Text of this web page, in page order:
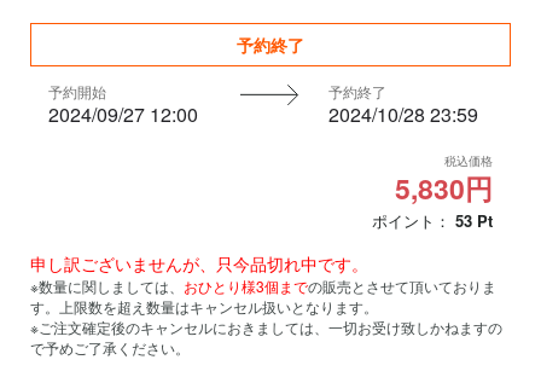
予約終了
予約開始
2024/09/27 12:00
予約終了
2024/10/28 23:59
税込価格
5,830円
ポイント： 53 Pt
申し訳ございませんが、只今品切れ中です。
※数量に関しましては、 おひとり様3個までの販売とさせて頂いておりま
す。上限数を超え数量はキャンセル扱いとなります。
※ご注文確定後のキャンセルにおきましては、一切お受け致しかねますの
で予めご了承ください。